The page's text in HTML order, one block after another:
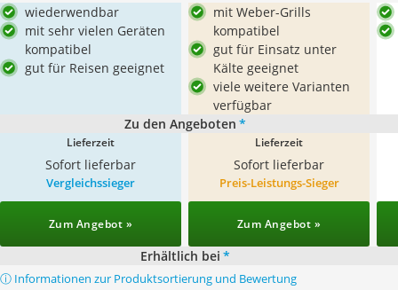
wiederwendbar
mit sehr vielen Geräten
kompatibel
gut für Reisen geeignet
mit Weber-Grills
kompatibel
gut für Einsatz unter
Kälte geeignet
viele weitere Varianten
verfügbar
Zu den Angeboten *
Lieferzeit
Sofort lieferbar
Lieferzeit
Sofort lieferbar
Vergleichssieger
Zum Angebot »
Preis-Leistungs-Sieger
Zum Angebot »
Erhältlich bei *
ⓘ Informationen zur Produktsortierung und Bewertung